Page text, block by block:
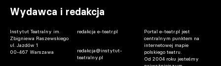
Wydawca i redakcja
Instytut Teatralny im.
Zbigniewa Raszewskiego
ul. Jazdów 1
00-467 Warszawa
redakcja e-teatr.pl
redakcja@instytut-
teatralny.pl
Portal e-teatr.pl jest
centralnym punktem na
internetowej mapie
polskiego teatru.
Od 2004 roku jesteśmy